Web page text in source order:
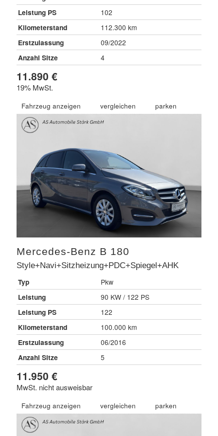
Leistung PS
102
Kilometerstand
112.300 km
Erstzulassung
09/2022
Anzahl Sitze
4
11.890 €
19% MwSt.
Fahrzeug anzeigen vergleichen parken
Mercedes-Benz B 180
Style+Navi+Sitzheizung+PDC+Spiegel+AHK
Typ
Pkw
Leistung
90 KW / 122 PS
Leistung PS
122
Kilometerstand
100.000 km
Erstzulassung
06/2016
Anzahl Sitze
5
11.950 €
MwSt. nicht ausweisbar
Fahrzeug anzeigen vergleichen parken